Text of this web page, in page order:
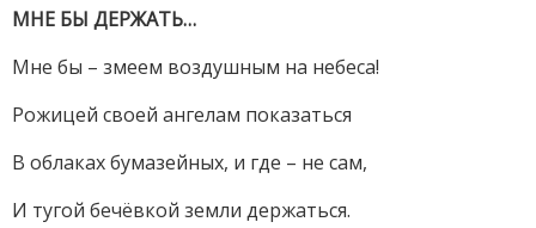
МНЕ БЫ ДЕРЖАТЬ…
Мне бы – змеем воздушным на небеса!
Рожицей своей ангелам показаться
В облаках бумазейных, и где – не сам,
И тугой бечёвкой земли держаться.